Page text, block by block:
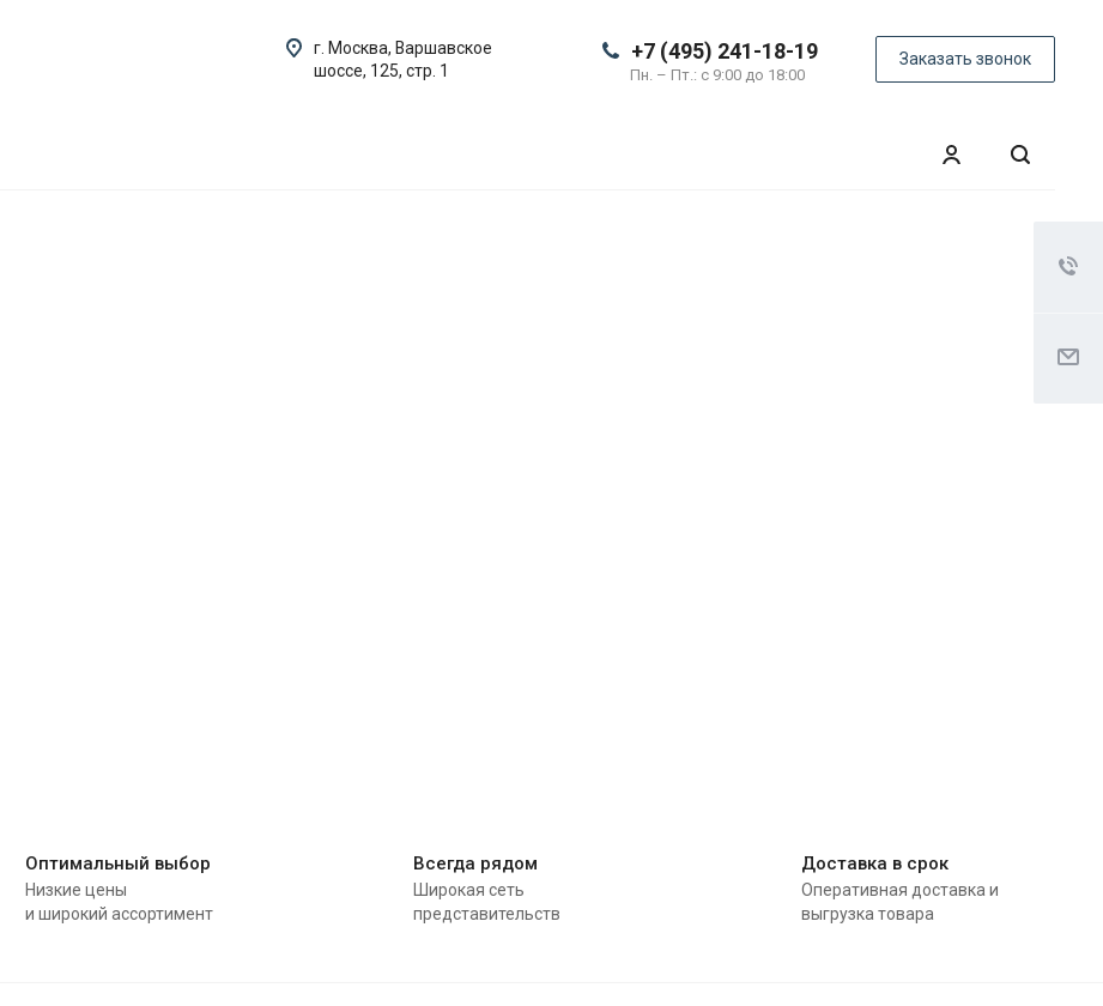
+7 (495) 241-18-19
Пн. – Пт.: с 9:00 до 18:00
Заказать звонок
г. Москва, Варшавское
шоссе, 125, стр. 1
Оптимальный выбор
Низкие цены
и широкий ассортимент
Всегда рядом
Широкая сеть
представительств
Доставка в срок
Оперативная доставка и
выгрузка товара